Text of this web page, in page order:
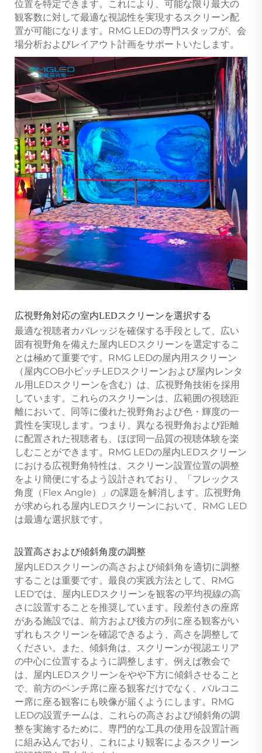
位置を特定できます。これにより、可能な限り最大の
観客数に対して最適な視認性を実現するスクリーン配
置が可能になります。RMG LEDの専門スタッフが、会
場分析およびレイアウト計画をサポートいたします。
広視野角対応の室内LEDスクリーンを選択する
最適な視聴者カバレッジを確保する手段として、広い
固有視野角を備えた屋内LEDスクリーンを選定するこ
とは極めて重要です。RMG LEDの屋内用スクリーン
（屋内COB小ピッチLEDスクリーンおよび屋内レンタ
ル用LEDスクリーンを含む）は、広視野角技術を採用
しています。これらのスクリーンは、広範囲の視聴距
離において、同等に優れた視野角および色・輝度の一
貫性を実現します。つまり、異なる視野角および距離
に配置された視聴者も、ほぼ同一品質の視聴体験を楽
しむことができます。RMG LEDの屋内LEDスクリーン
における広視野角特性は、スクリーン設置位置の調整
をより簡便にするよう設計されており、「フレックス
角度（Flex Angle）」の課題を解消します。広視野角
が求められる屋内LEDスクリーンにおいて、RMG LED
は最適な選択肢です。
設置高さおよび傾斜角度の調整
屋内LEDスクリーンの高さおよび傾斜角を適切に調整
することは重要です。最良の実践方法として、RMG
LEDでは、屋内LEDスクリーンを観客の平均視線の高
さに設置することを推奨しています。段差付きの座席
がある施設では、前方および後方の列に座る観客がい
ずれもスクリーンを確認できるよう、高さを調整して
ください。また、傾斜角は、スクリーンが視認エリア
の中心に位置するように調整します。例えば教会で
は、屋内LEDスクリーンをやや下方に傾斜させること
で、前方のベンチ席に座る観客だけでなく、バルコニ
ー席に座る観客にも映像が届くようにします。RMG
LEDの設置チームは、これらの高さおよび傾斜角の調
整を実施するために、専門的な工具の使用を設置計画
に組み込んでおり、これにより観客によるスクリーン